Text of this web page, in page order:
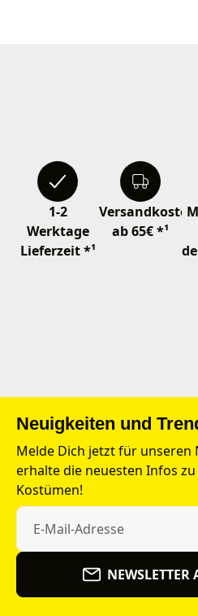
1-2
Werktage
Lieferzeit *¹
ab 65€ *¹
Neuigkeiten und
Melde Dich jetzt für unseren
erhalte die neuesten Infos
Kostümen!